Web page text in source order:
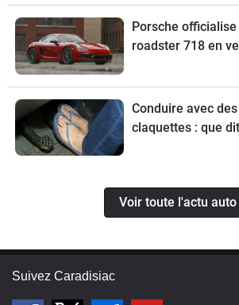
Porsche
roadster 718 en
Conduire avec
claquettes : que
Voir toute l'actu auto
Suivez Caradisiac